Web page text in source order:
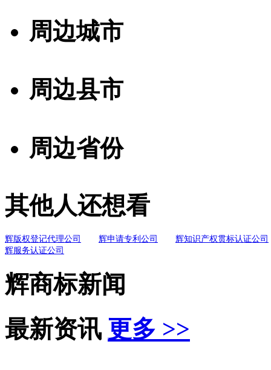
周边城市
周边县市
周边省份
其他人还想看
辉版权登记代理公司 辉申请专利公司
辉知识产权贯标认证公司
辉服务认证公司
辉商标新闻
最新资讯 更多 >>